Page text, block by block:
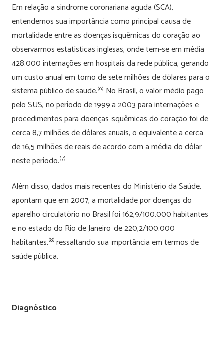
Em relação a síndrome coronariana aguda (SCA),
entendemos sua importância como principal causa de
mortalidade entre as doenças isquêmicas do coração ao
observarmos estatísticas inglesas, onde tem-se em média
428.000 internações em hospitais da rede pública, gerando
um custo anual em torno de sete milhões de dólares para o
sistema público de saúde.(6) No Brasil, o valor médio pago
pelo SUS, no período de 1999 a 2003 para internações e
procedimentos para doenças isquêmicas do coração foi de
cerca 8,7 milhões de dólares anuais, o equivalente a cerca
de 16,5 milhões de reais de acordo com a média do dólar
neste período.(7)
Além disso, dados mais recentes do Ministério da Saúde,
apontam que em 2007, a mortalidade por doenças do
aparelho circulatório no Brasil foi 162,9/100.000 habitantes
e no estado do Rio de Janeiro, de 220,2/100.000
habitantes,(8) ressaltando sua importância em termos de
saúde pública.
Diagnóstico